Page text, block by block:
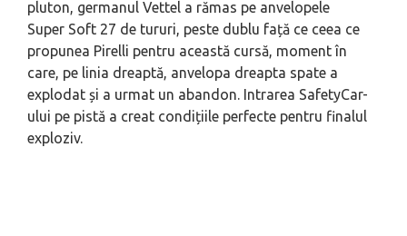
pluton, germanul Vettel a rămas pe anvelopele
Super Soft 27 de tururi, peste dublu față ce ceea ce
propunea Pirelli pentru această cursă, moment în
care, pe linia dreaptă, anvelopa dreapta spate a
explodat și a urmat un abandon. Intrarea SafetyCar-
ului pe pistă a creat condițiile perfecte pentru finalul
exploziv.